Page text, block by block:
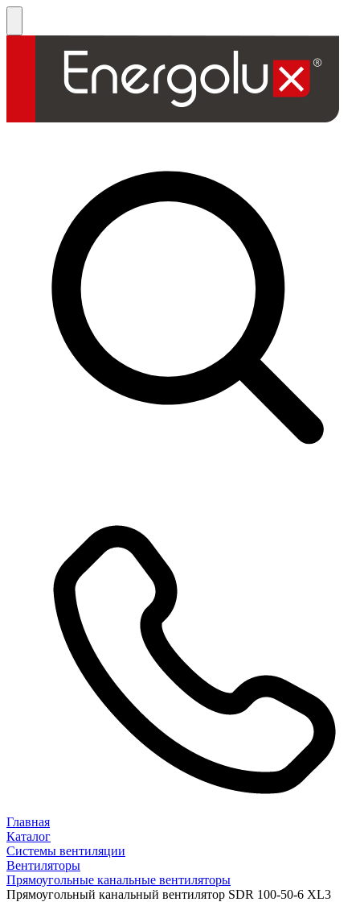
Главная
Каталог
Системы вентиляции
Вентиляторы
Прямоугольные канальные вентиляторы
Прямоугольный канальный вентилятор SDR 100-50-6 XL3